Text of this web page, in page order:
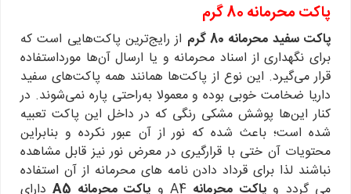
پاکت محرمانه 80 گرم
پاکت سفید محرمانه 80 گرم
از رایج‌ترین پاکت‌هایی است که
برای نگهداری از اسناد محرمانه و یا ارسال آن‌ها مورداستفاده
قرار می‌گیرد. این نوع از پاکت‌ها همانند همه پاکت‌های سفید
داریا ضخامت خوبی بوده و معمولا به‌راحتی پاره نمی‌شوند. در
کنار این‌ها پوشش مشکی رنگی که در داخل این پاکت تعبیه
شده است؛ باعث شده که نور از آن عبور نکرده و بنابراین
محتویات آن ختی با قرارگیری در معرض نور نیز قابل مشاهده
نباشند لذا برای قرداد دادن نامه های محرمانه از آن استفاده